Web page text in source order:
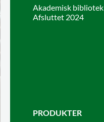
Akademisk bibliotek
Afsluttet 2024
PRODUKTER